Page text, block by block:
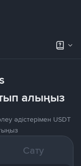
алыңыз
әдістерімен USDT
Сату